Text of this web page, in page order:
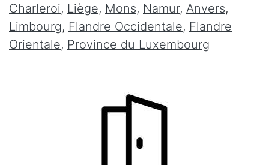
Charleroi, Liège, Mons, Namur, Anvers,
Limbourg, Flandre Occidentale, Flandre
Orientale, Province du Luxembourg